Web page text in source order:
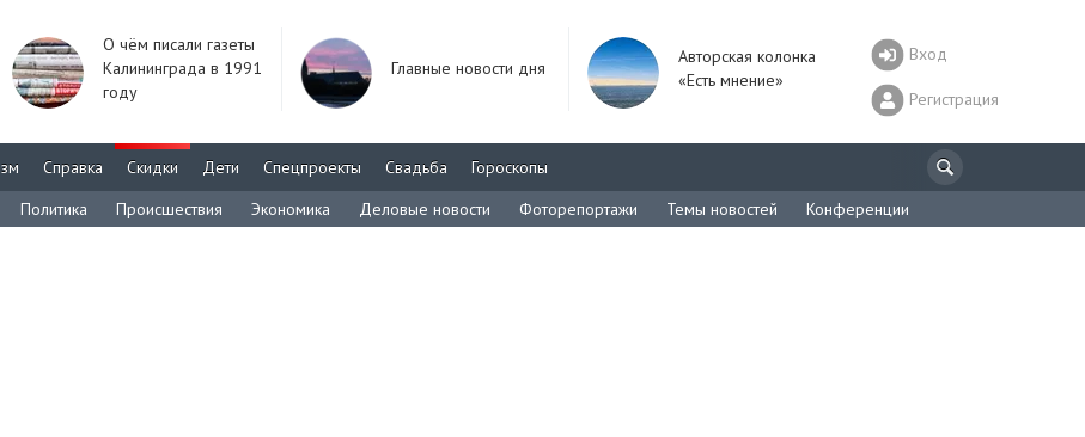
О чём писали газеты
Калининграда в 1991
году
Главные новости дня
Авторская колонка
«Есть мнение»
Вход
Регистрация
Справка Скидки Дети Спецпроекты Свадьба
Гороскопы
Политика Происшествия Экономика Деловые новости Фоторепортажи Темы новостей Конференции